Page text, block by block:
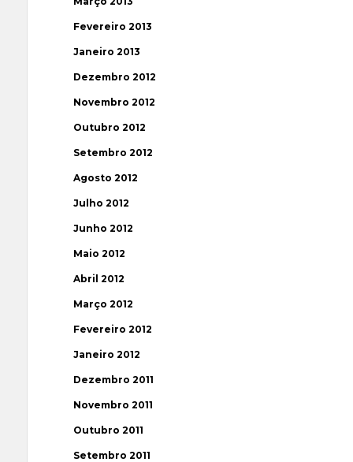
Fevereiro 2013
Janeiro 2013
Dezembro 2012
Novembro 2012
Outubro 2012
Setembro 2012
Agosto 2012
Julho 2012
Junho 2012
Maio 2012
Abril 2012
Março 2012
Fevereiro 2012
Janeiro 2012
Dezembro 2011
Novembro 2011
Outubro 2011
Setembro 2011